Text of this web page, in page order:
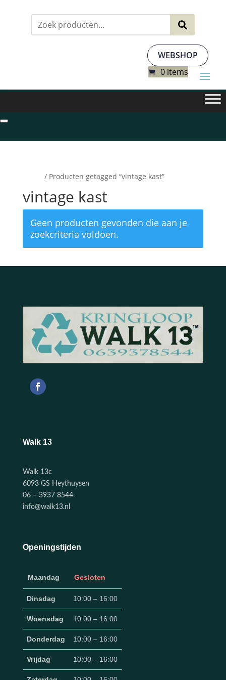
WEBSHOP
0 items
/ Producten getagged “vintage kast”
vintage kast
Geen producten gevonden die aan je
zoekcriteria voldoen.
Walk 13
Walk 13c
6093 GS Heythuysen
06 – 3937 8544
info@walk13.nl
Openingstijden
Maandag Gesloten
Dinsdag 10:00 – 16:00
Woensdag 10:00 – 16:00
Donderdag 10:00 – 16:00
Vrijdag 10:00 – 16:00